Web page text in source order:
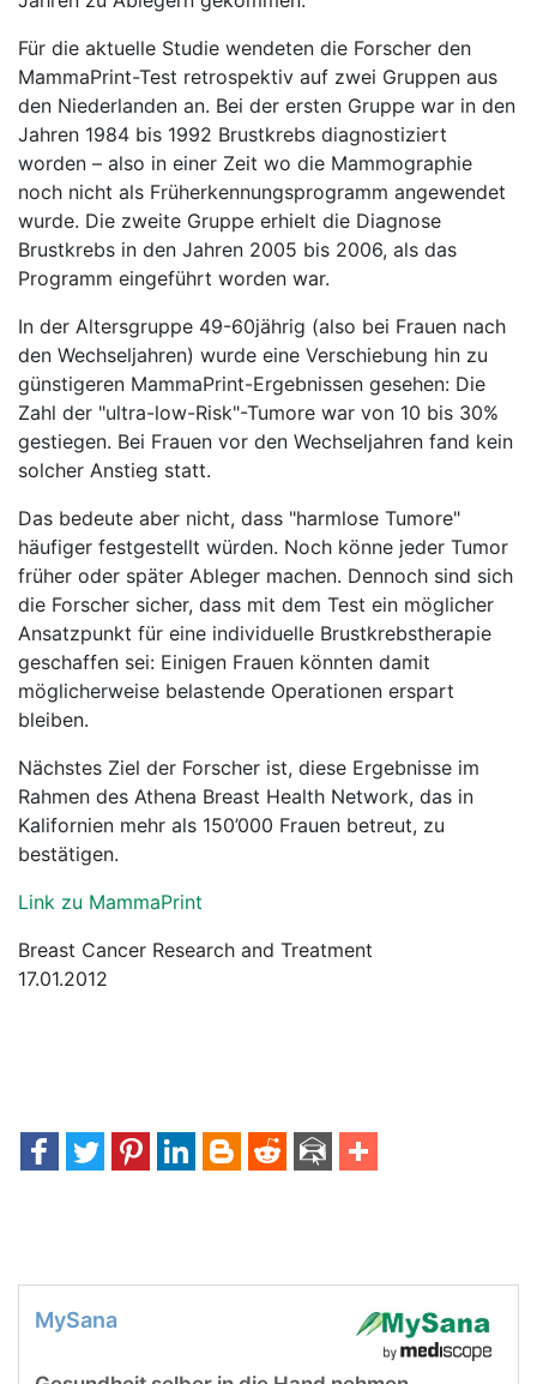
Für die aktuelle Studie wendeten die Forscher den
MammaPrint-Test retrospektiv auf zwei Gruppen aus
den Niederlanden an. Bei der ersten Gruppe war in den
Jahren 1984 bis 1992 Brustkrebs diagnostiziert
worden – also in einer Zeit wo die Mammographie
noch nicht als Früherkennungsprogramm angewendet
wurde. Die zweite Gruppe erhielt die Diagnose
Brustkrebs in den Jahren 2005 bis 2006, als das
Programm eingeführt worden war.
In der Altersgruppe 49-60jährig (also bei Frauen nach
den Wechseljahren) wurde eine Verschiebung hin zu
günstigeren MammaPrint-Ergebnissen gesehen: Die
Zahl der "ultra-low-Risk"-Tumore war von 10 bis 30%
gestiegen. Bei Frauen vor den Wechseljahren fand kein
solcher Anstieg statt.
Das bedeute aber nicht, dass "harmlose Tumore"
häufiger festgestellt würden. Noch könne jeder Tumor
früher oder später Ableger machen. Dennoch sind sich
die Forscher sicher, dass mit dem Test ein möglicher
Ansatzpunkt für eine individuelle Brustkrebstherapie
geschaffen sei: Einigen Frauen könnten damit
möglicherweise belastende Operationen erspart
bleiben.
Nächstes Ziel der Forscher ist, diese Ergebnisse im
Rahmen des Athena Breast Health Network, das in
Kalifornien mehr als 150’000 Frauen betreut, zu
bestätigen.
Link zu MammaPrint
Breast Cancer Research and Treatment
17.01.2012
MySana